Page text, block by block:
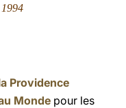
Providence
Monde pour les